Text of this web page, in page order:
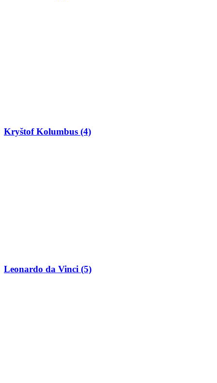
Kryštof Kolumbus (4)
Leonardo da Vinci (5)